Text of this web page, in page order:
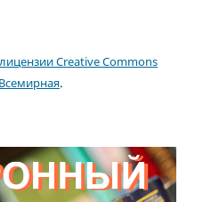
лицензии Creative Commons
.